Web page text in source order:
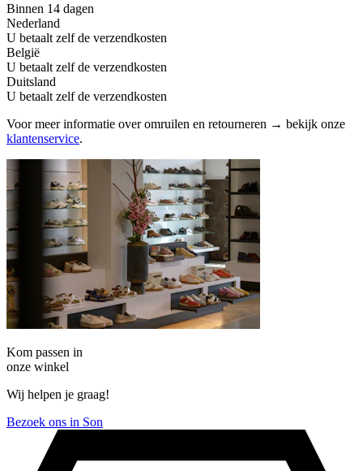
Binnen 14 dagen
Nederland
U betaalt zelf de verzendkosten
België
U betaalt zelf de verzendkosten
Duitsland
U betaalt zelf de verzendkosten
Voor meer informatie over omruilen en retourneren → bekijk onze
klantenservice.
Kom passen in
onze winkel
Wij helpen je graag!
Bezoek ons in Son